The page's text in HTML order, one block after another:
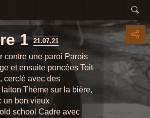
121.07.21
contre une paroi Parois
et ensuite poncées Toit
cerclé avec des
Thème sur la bière,
un bon vieux
school Cadre avec